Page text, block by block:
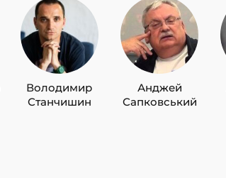
Володимир
Станчишин
Анджей
Сапковський